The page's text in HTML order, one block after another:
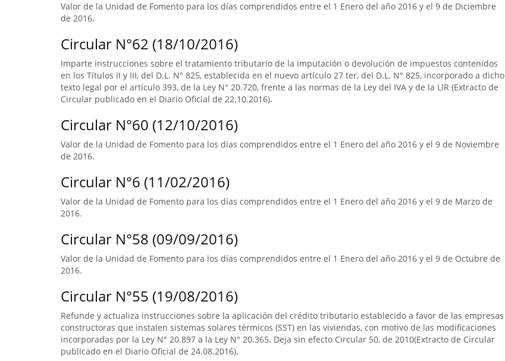
Valor de la Unidad de Fomento para los días comprendidos entre el 1 Enero del año 2016 y el 9 de Diciembre
de 2016.
Circular N°62 (18/10/2016)
Imparte instrucciones sobre el tratamiento tributario de la imputación o devolución de impuestos contenidos
en los Títulos II y III, del D.L. N° 825, establecida en el nuevo artículo 27 ter, del D.L. N° 825, incorporado a dicho
texto legal por el artículo 393, de la Ley N° 20.720, frente a las normas de la Ley del IVA y de la LIR (Extracto de
Circular publicado en el Diario Oficial de 22.10.2016).
Circular N°60 (12/10/2016)
Valor de la Unidad de Fomento para los días comprendidos entre el 1 Enero del año 2016 y el 9 de Noviembre
de 2016.
Circular N°6 (11/02/2016)
Valor de la Unidad de Fomento para los días comprendidos entre el 1 Enero del año 2016 y el 9 de Marzo de
2016.
Circular N°58 (09/09/2016)
Valor de la Unidad de Fomento para los días comprendidos entre el 1 Enero del año 2016 y el 9 de Octubre de
2016.
Circular N°55 (19/08/2016)
Refunde y actualiza instrucciones sobre la aplicación del crédito tributario establecido a favor de las empresas
constructoras que instalen sistemas solares térmicos (SST) en las viviendas, con motivo de las modificaciones
incorporadas por la Ley N° 20.897 a la Ley N° 20.365. Deja sin efecto Circular 50, de 2010(Extracto de Circular
publicado en el Diario Oficial de 24.08.2016).